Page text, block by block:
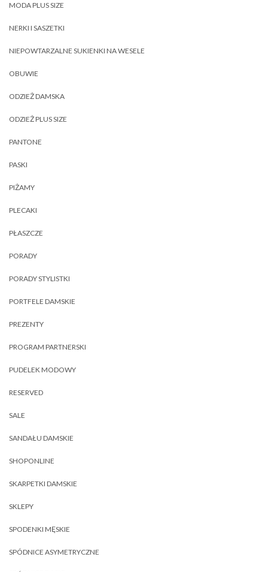
MODA PLUS SIZE
NERKI I SASZETKI
NIEPOWTARZALNE SUKIENKI NA WESELE
OBUWIE
ODZIEŻ DAMSKA
ODZIEŻ PLUS SIZE
PANTONE
PASKI
PIŻAMY
PLECAKI
PŁASZCZE
PORADY
PORADY STYLISTKI
PORTFELE DAMSKIE
PREZENTY
PROGRAM PARTNERSKI
PUDELEK MODOWY
RESERVED
SALE
SANDAŁU DAMSKIE
SHOPONLINE
SKARPETKI DAMSKIE
SKLEPY
SPODENKI MĘSKIE
SPÓDNICE ASYMETRYCZNE